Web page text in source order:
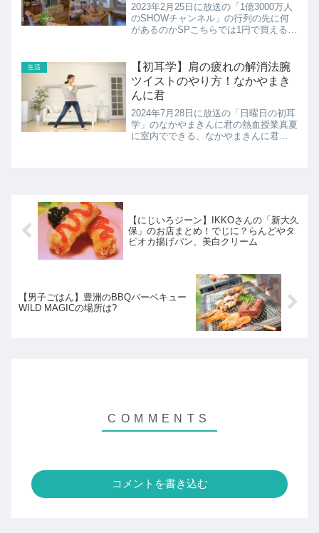
2023年2月25日に放送の「1億3000万人
のSHOWチャンネル」の行列の先に何
があるのかSPこちらでは1円で買える激
生活
【初耳学】肩の疲れの解消法腕
ツイストのやり方！なかやまき
んに君
2024年7月28日に放送の「日曜日の初耳
学」のなかやまきんに君の熱血授業真夏
に室内でできる、なかやまきんに君
【にじいろジーン】IKKOさんの「新大久
保」のお店まとめ！でじに？らんどやタ
ピオカ揚げパン、美白クリーム
【男子ごはん】豊洲のBBQバーベキュー
WILD MAGICの場所は?
コメントを書き込む